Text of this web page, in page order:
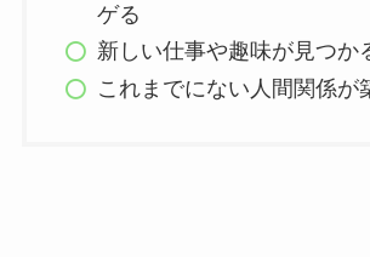
ゲる
新しい仕事や趣味が見つか
これまでにない人間関係が